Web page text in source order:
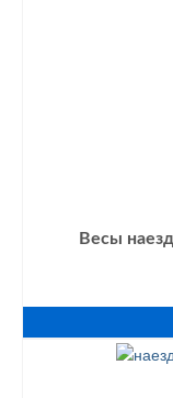
Весы